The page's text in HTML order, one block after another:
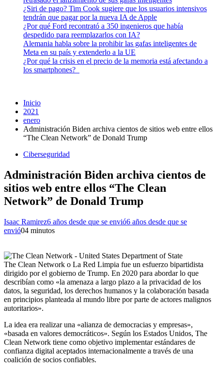
¿Siri de pago? Tim Cook sugiere que los usuarios intensivos
tendrán que pagar por la nueva IA de Apple
¿Por qué Ford recontrató a 350 ingenieros que había
despedido para reemplazarlos con IA?
Alemania habla sobre la prohibir las gafas inteligentes de
Meta en su país y extenderlo a la UE
¿Por qué la crisis en el precio de la memoria está afectando a
los smartphones?
Inicio
2021
enero
Administración Biden archiva cientos de sitios web entre ellos
“The Clean Network” de Donald Trump
Ciberseguridad
Administración Biden archiva cientos de
sitios web entre ellos “The Clean
Network” de Donald Trump
Isaac Ramirez6 años desde que se envió6 años desde que se
envió04 minutos
The Clean Network o La Red Limpia fue un esfuerzo bipartidista
dirigido por el gobierno de Trump. En 2020 para abordar lo que
describían como «la amenaza a largo plazo a la privacidad de los
datos, la seguridad, los derechos humanos y la colaboración basada
en principios planteada al mundo libre por parte de actores malignos
autoritarios».
La idea era realizar una «alianza de democracias y empresas»,
«basada en valores democráticos». Según los Estados Unidos, The
Clean Network tiene como objetivo implementar estándares de
confianza digital aceptados internacionalmente a través de una
coalición de socios confiables.